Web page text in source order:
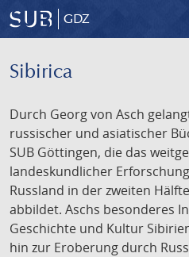
GDZ
Sibirica
Durch Georg von Asch
russischer und asiatischer
SUB Göttingen, die das
landeskundlicher
Russland in der zweiten
abbildet. Aschs besonderes
Geschichte und Kultur
hin zur Eroberung durch